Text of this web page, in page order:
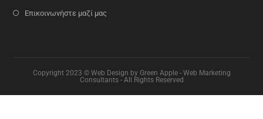
Επικοινωνήστε μαζί μας
Copyright 2023 © Web Design by Green Apple - Web Marketing
Consultants - All Rights Reserved